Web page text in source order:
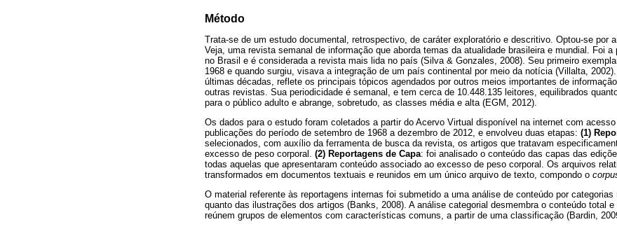
Método
Trata-se de um estudo documental, retrospectivo, de caráter exploratório e descritivo. Optou-se por
Veja, uma revista semanal de informação que aborda temas da atualidade brasileira e mundial. Foi a
no Brasil e é considerada a revista mais lida no país (Silva & Gonzales, 2008). Seu primeiro
1968 e quando surgiu, visava a integração de um país continental por meio da notícia (Villalta,
últimas décadas, reflete os principais tópicos agendados por outros meios importantes de
outras revistas. Sua periodicidade é semanal, e tem cerca de 10.448.135 leitores, equilibrados
para o público adulto e abrange, sobretudo, as classes média e alta (EGM, 2012).
Os dados para o estudo foram coletados a partir do Acervo Virtual disponível na internet com
publicações do período de setembro de 1968 a dezembro de 2012, e envolveu duas etapas: (1)
selecionados, com auxílio da ferramenta de busca da revista, os artigos que tratavam
excesso de peso corporal. (2) Reportagens de Capa: foi analisado o conteúdo das capas das
todas aquelas que apresentaram conteúdo associado ao excesso de peso corporal. Os arquivos
transformados em documentos textuais e reunidos em um único arquivo de texto, compondo o
O material referente às reportagens internas foi submetido a uma análise de conteúdo por
quanto das ilustrações dos artigos (Banks, 2008). A análise categorial desmembra o conteúdo total
reúnem grupos de elementos com características comuns, a partir de uma classificação (Bardin,